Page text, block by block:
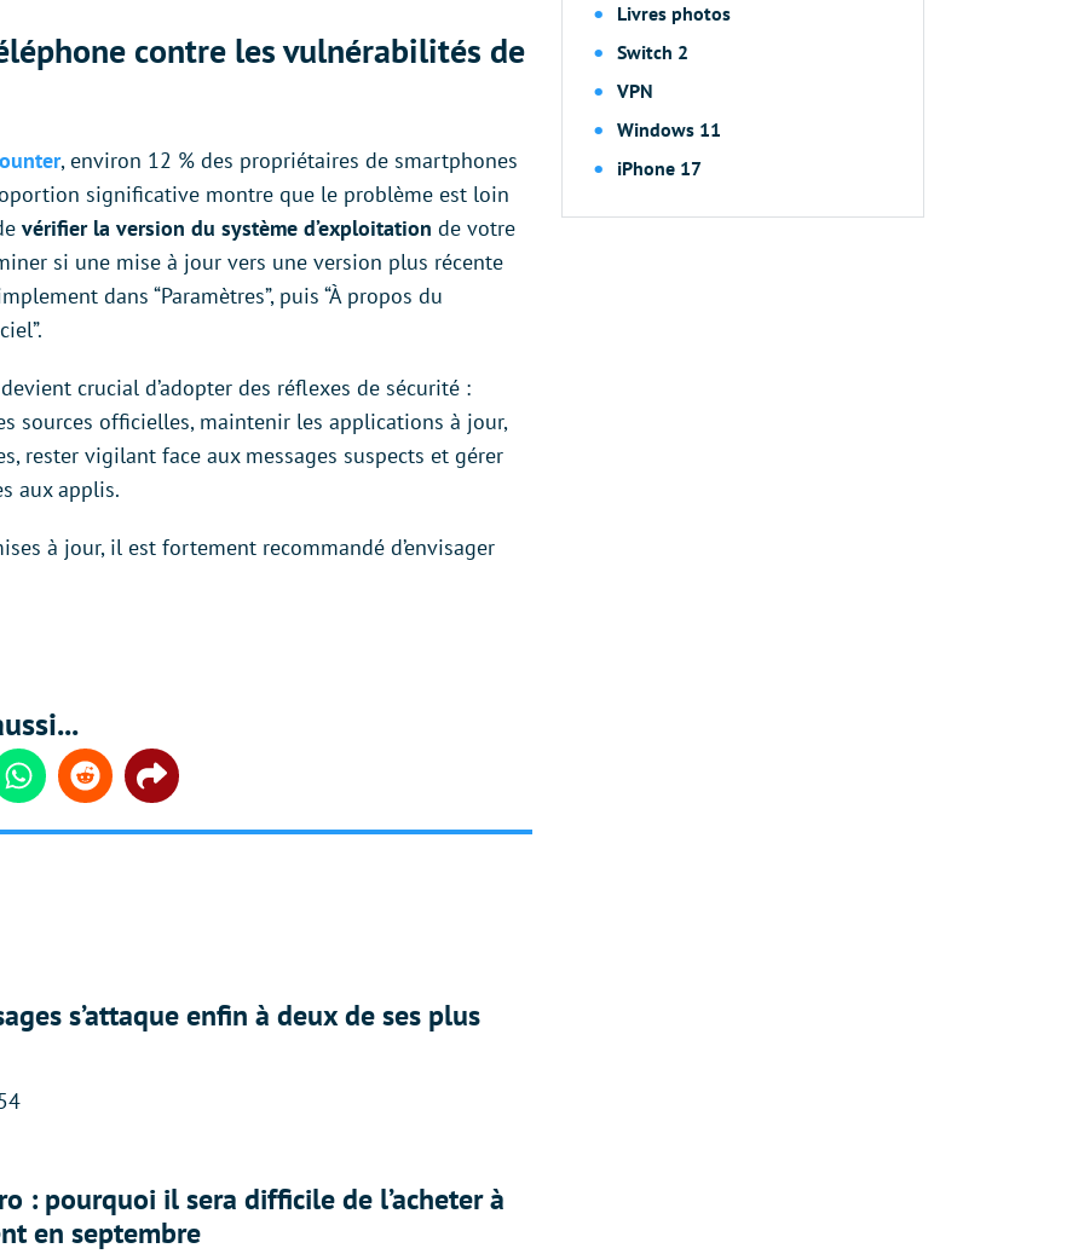
contre les vulnérabilités de
, environ 12 % des propriétaires de smartphones
significative montre que le problème est loin
vérifier la version du système d’exploitation de votre
si une mise à jour vers une version plus récente
dans “Paramètres”, puis “À propos du
crucial d’adopter des réflexes de sécurité :
sources officielles, maintenir les applications à jour,
rester vigilant face aux messages suspects et gérer
aux applis.
à jour, il est fortement recommandé d’envisager
WhatsappReddit Share
s’attaque enfin à deux de ses plus
: pourquoi il sera difficile de l’acheter à
en septembre
Livres photos
Switch 2
VPN
Windows 11
iPhone 17